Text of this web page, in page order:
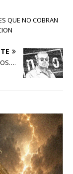
QUE NO COBRAN